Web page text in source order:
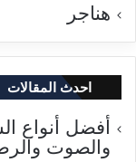
هناجر
احدث المقالات
أفضل أنواع
والصوت